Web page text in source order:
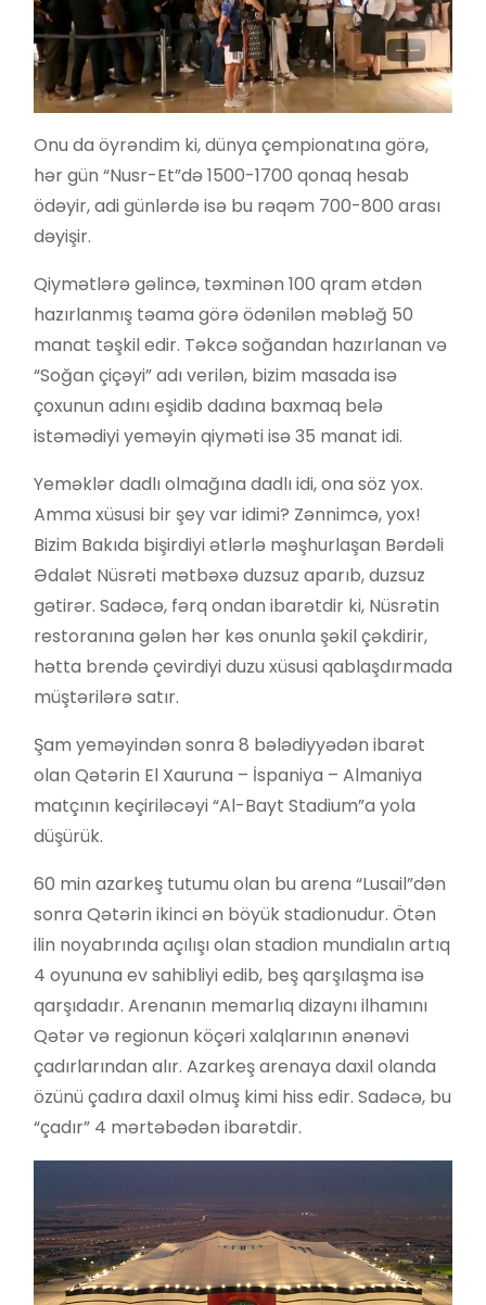
Onu da öyrəndim ki, dünya çempionatına görə,
hər gün “Nusr-Et”də 1500-1700 qonaq hesab
ödəyir, adi günlərdə isə bu rəqəm 700-800 arası
dəyişir.
Qiymətlərə gəlincə, təxminən 100 qram ətdən
hazırlanmış təama görə ödənilən məbləğ 50
manat təşkil edir. Təkcə soğandan hazırlanan və
“Soğan çiçəyi” adı verilən, bizim masada isə
çoxunun adını eşidib dadına baxmaq belə
istəmədiyi yeməyin qiyməti isə 35 manat idi.
Yeməklər dadlı olmağına dadlı idi, ona söz yox.
Amma xüsusi bir şey var idimi? Zənnimcə, yox!
Bizim Bakıda bişirdiyi ətlərlə məşhurlaşan Bərdəli
Ədalət Nüsrəti mətbəxə duzsuz aparıb, duzsuz
gətirər. Sadəcə, fərq ondan ibarətdir ki, Nüsrətin
restoranına gələn hər kəs onunla şəkil çəkdirir,
hətta brendə çevirdiyi duzu xüsusi qablaşdırmada
müştərilərə satır.
Şam yeməyindən sonra 8 bələdiyyədən ibarət
olan Qətərin El Xauruna – İspaniya – Almaniya
matçının keçiriləcəyi “Al-Bayt Stadium”a yola
düşürük.
60 min azarkeş tutumu olan bu arena “Lusail”dən
sonra Qətərin ikinci ən böyük stadionudur. Ötən
ilin noyabrında açılışı olan stadion mundialın artıq
4 oyununa ev sahibliyi edib, beş qarşılaşma isə
qarşıdadır. Arenanın memarlıq dizaynı ilhamını
Qətər və regionun köçəri xalqlarının ənənəvi
çadırlarından alır. Azarkeş arenaya daxil olanda
özünü çadıra daxil olmuş kimi hiss edir. Sadəcə, bu
“çadır” 4 mərtəbədən ibarətdir.